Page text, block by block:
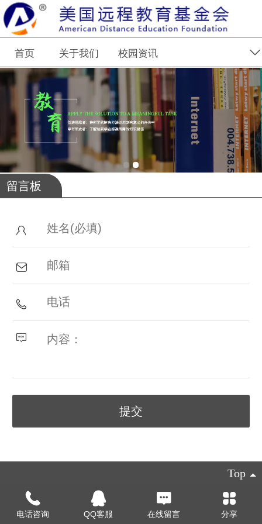
首页 关于我们 校园资讯
留言板
Top
2018 - 美国远程传媒版权所有
电话咨询 QQ客服 在线留言 分享